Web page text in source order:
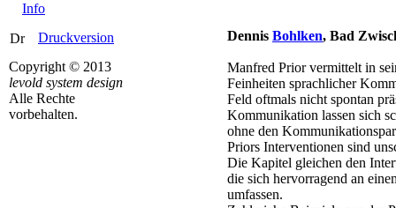
Info
Druckversion
Copyright © 2013
levold system design
Alle Rechte
vorbehalten.
Dennis Bohlken, Bad
Manfred Prior vermittelt in
Feinheiten sprachlicher
Feld oftmals nicht spontan
Kommunikation lassen sich
ohne den
Priors Interventionen sind
Die Kapitel gleichen den
die sich hervorragend an
umfassen.